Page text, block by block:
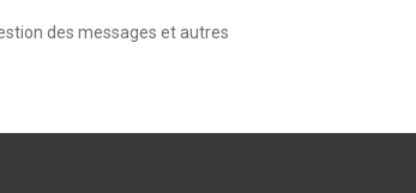
des messages et autres